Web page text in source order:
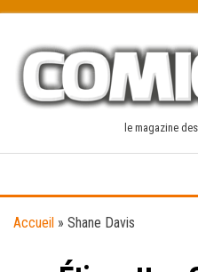
content
le magazine
Accueil » Shane Davis